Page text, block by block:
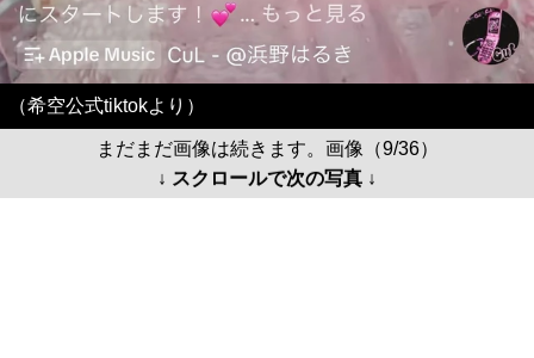
（希空公式tiktokより）
まだまだ画像は続きます。画像（9/36）
↓ スクロールで次の写真 ↓